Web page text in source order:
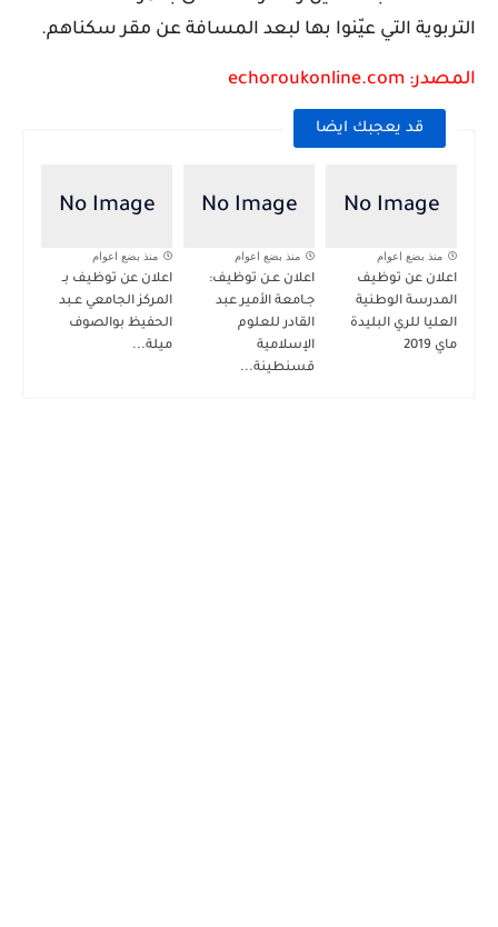
التربوية التي عيّنوا بها لبعد المسافة عن مقر سكناهم.
المصدر: echoroukonline.com
قد يعجبك ايضا
منذ بضع اعوام
اعلان عن توظيف
المدرسة الوطنية
العليا للري البليدة
ماي 2019
منذ بضع اعوام
اعلان عـن توظيف:
جـامعة الأمير عبد
القادر للعلوم
الإسلامية
قسنطينة...
منذ بضع اعوام
اعلان عن توظيف بـ
المركز الجامعي عـبد
الحفيظ بوالصوف
ميلة...